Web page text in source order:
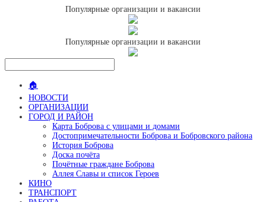
Популярные организации и вакансии
Популярные организации и вакансии
🏠
НОВОСТИ
ОРГАНИЗАЦИИ
ГОРОД И РАЙОН
Карта Боброва с улицами и домами
Достопримечательности Боброва и Бобровского района
История Боброва
Доска почёта
Почётные граждане Боброва
Аллея Славы и список Героев
КИНО
ТРАНСПОРТ